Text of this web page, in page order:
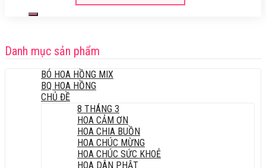
Danh mục sản phẩm
BÓ HOA HỒNG MIX
BQ HOA HỒNG
CHỦ ĐỀ
8 THÁNG 3
HOA CẢM ƠN
HOA CHIA BUỒN
HOA CHÚC MỪNG
HOA CHÚC SỨC KHOẺ
HOA DÂN PHẬT